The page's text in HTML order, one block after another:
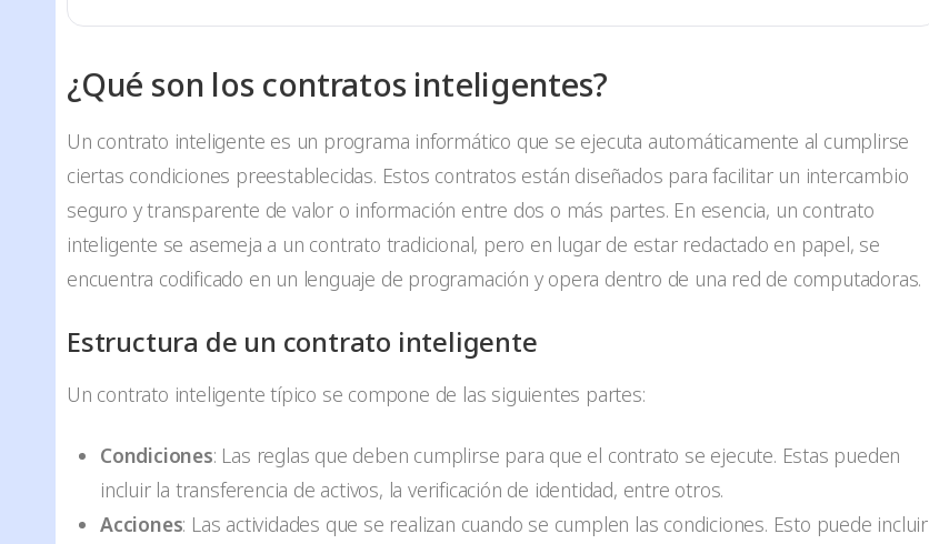
¿Qué son los contratos inteligentes?
Un contrato inteligente es un programa informático que se ejecuta automáticamente al cumplirse
ciertas condiciones preestablecidas. Estos contratos están diseñados para facilitar un intercambio
seguro y transparente de valor o información entre dos o más partes. En esencia, un contrato
inteligente se asemeja a un contrato tradicional, pero en lugar de estar redactado en papel, se
encuentra codificado en un lenguaje de programación y opera dentro de una red de computadoras.
Estructura de un contrato inteligente
Un contrato inteligente típico se compone de las siguientes partes:
Condiciones: Las reglas que deben cumplirse para que el contrato se ejecute. Estas pueden
incluir la transferencia de activos, la verificación de identidad, entre otros.
Acciones: Las actividades que se realizan cuando se cumplen las condiciones. Esto puede incluir